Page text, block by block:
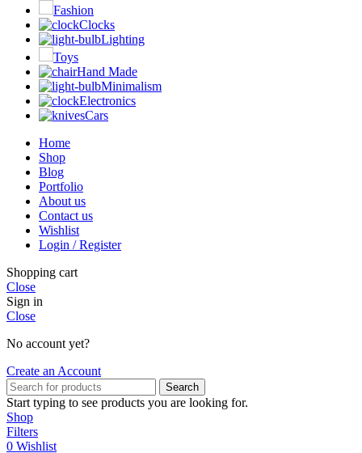
Fashion
Clocks
Lighting
Toys
Hand Made
Minimalism
Electronics
Cars
Home
Shop
Blog
Portfolio
About us
Contact us
Wishlist
Login / Register
Shopping cart
Close
Sign in
Close
No account yet?
Create an Account
Search
Start typing to see products you are looking for.
Shop
Filters
0 Wishlist